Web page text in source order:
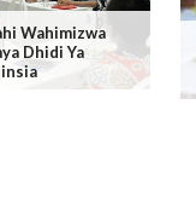
Wahimizwa
Dhidi Ya